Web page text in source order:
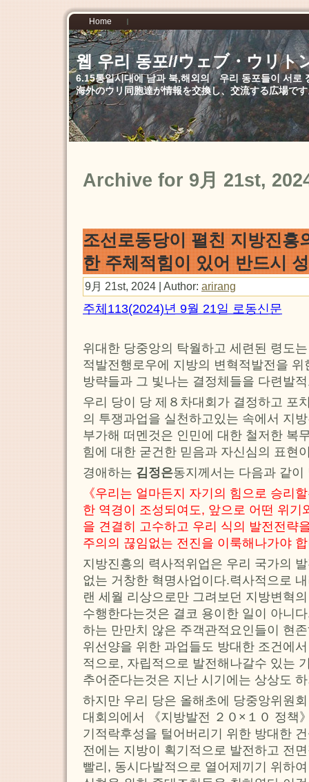
Home
웹 우리 동포//ウェブ・ウリト
6.15통일시대에 남과 북,해외의 우리 동포들이 서로
海外のウリ同胞達が情報を交換し、交流する広場で
Archive for 9月 21st,
조선로동당이 펼친 지방진흥
한 주체적힘이 있어 반드시
9月 21st, 2024 | Author: arirang
주체113(2024)년 9월 21일 로동신문
위대한 당중앙의 탁월하고 세련된 령도
적발전행로우에 지방의 변혁적발전을
방략들과 그 빛나는 결정체들을 다련발
우리 당이 당 제８차대회가 결정하고 포
의 투쟁과업을 실천하고있는 속에서 지
부가해 떠멘것은 인민에 대한 철저한 복
힘에 대한 굳건한 믿음과 자신심의 표현
경애하는 김정은동지께서는 다음과 같이
《우리는 얼마든지 자기의 힘으로 승리
한 역경이 조성되여도, 앞으로 어떤 위기
을 견결히 고수하고 우리 식의 발전전략
주의의 끊임없는 전진을 이룩해나가야
지방진흥의 력사적위업은 우리 국가의
없는 거창한 혁명사업이다.력사적으로
랜 세월 리상으로만 그려보던 지방변혁
수행한다는것은 결코 용이한 일이 아니
하는 만만치 않은 주객관적요인들이 현
위선양을 위한 과업들도 방대한 조건에
적으로, 자립적으로 발전해나갈수 있는
추어준다는것은 지난 시기에는 상상도
하지만 우리 당은 올해초에 당중앙위원
대회의에서 《지방발전 ２０×１０ 정책
기적락후성을 털어버리기 위한 방대한
전에는 지방이 획기적으로 발전하고 전
빨리, 동시다발적으로 열어제끼기 위하